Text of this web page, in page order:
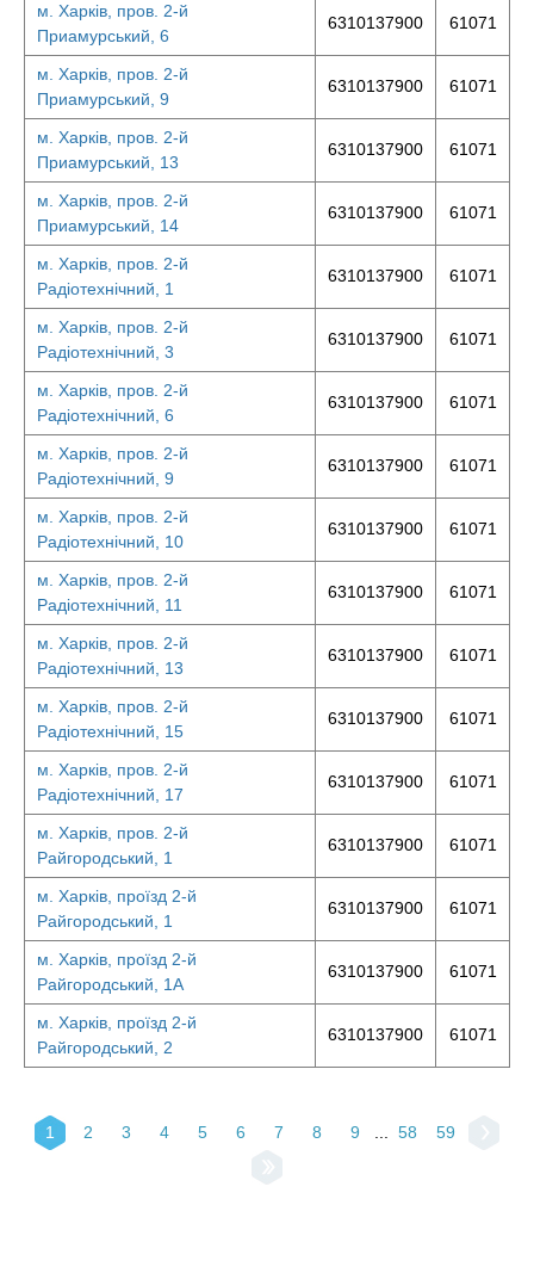
м. Харків, пров. 2-й
Приамурський, 6
6310137900 61071
м. Харків, пров. 2-й
Приамурський, 9
6310137900 61071
м. Харків, пров. 2-й
Приамурський, 13
6310137900 61071
м. Харків, пров. 2-й
Приамурський, 14
6310137900 61071
м. Харків, пров. 2-й
Радіотехнічний, 1
6310137900 61071
м. Харків, пров. 2-й
Радіотехнічний, 3
6310137900 61071
м. Харків, пров. 2-й
Радіотехнічний, 6
6310137900 61071
м. Харків, пров. 2-й
Радіотехнічний, 9
6310137900 61071
м. Харків, пров. 2-й
Радіотехнічний, 10
6310137900 61071
м. Харків, пров. 2-й
Радіотехнічний, 11
6310137900 61071
м. Харків, пров. 2-й
Радіотехнічний, 13
6310137900 61071
м. Харків, пров. 2-й
Радіотехнічний, 15
6310137900 61071
м. Харків, пров. 2-й
Радіотехнічний, 17
6310137900 61071
м. Харків, пров. 2-й
Райгородський, 1
6310137900 61071
м. Харків, проїзд 2-й
Райгородський, 1
6310137900 61071
м. Харків, проїзд 2-й
Райгородський, 1А
6310137900 61071
м. Харків, проїзд 2-й
Райгородський, 2
6310137900 61071
1 2 3 4 5 6 7 8 9 58 59